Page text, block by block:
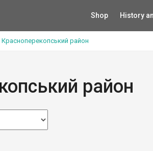
Shop History
Красноперекопський район
район